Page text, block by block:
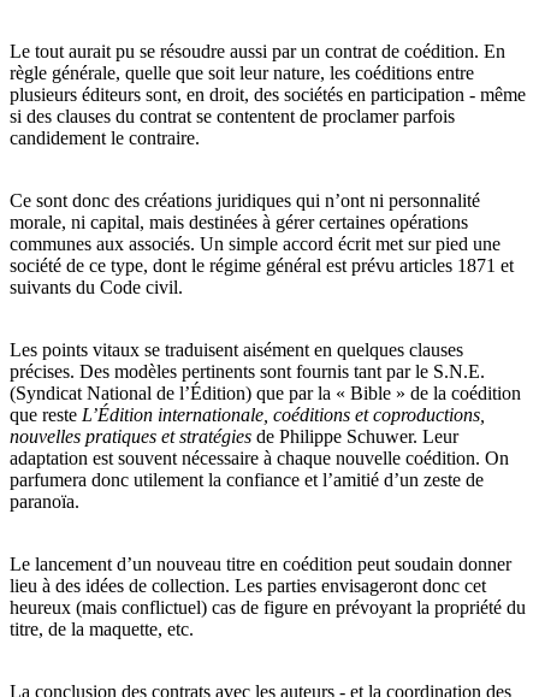
Le tout aurait pu se résoudre aussi par un contrat de coédition. En
règle générale, quelle que soit leur nature, les coéditions entre
plusieurs éditeurs sont, en droit, des sociétés en participation - même
si des clauses du contrat se contentent de proclamer parfois
candidement le contraire.
Ce sont donc des créations juridiques qui n’ont ni personnalité
morale, ni capital, mais destinées à gérer certaines opérations
communes aux associés. Un simple accord écrit met sur pied une
société de ce type, dont le régime général est prévu articles 1871 et
suivants du Code civil.
Les points vitaux se traduisent aisément en quelques clauses
précises. Des modèles pertinents sont fournis tant par le S.N.E.
(Syndicat National de l’Édition) que par la « Bible » de la coédition
que reste L’Édition internationale, coéditions et coproductions,
nouvelles pratiques et stratégies de Philippe Schuwer. Leur
adaptation est souvent nécessaire à chaque nouvelle coédition. On
parfumera donc utilement la confiance et l’amitié d’un zeste de
paranoïa.
Le lancement d’un nouveau titre en coédition peut soudain donner
lieu à des idées de collection. Les parties envisageront donc cet
heureux (mais conflictuel) cas de figure en prévoyant la propriété du
titre, de la maquette, etc.
La conclusion des contrats avec les auteurs - et la coordination des